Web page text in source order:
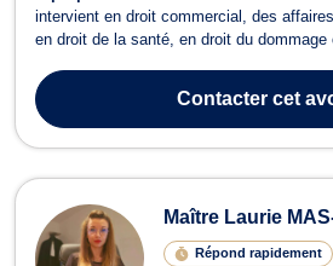
intervient en droit commercial, des
en droit de la santé, en droit du dommage
commercial, des affaires et de la
les procédures relati...Contactercet
Maître Laurie
Répond rapidement